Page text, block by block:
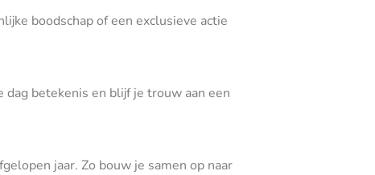
boodschap of een exclusieve actie
betekenis en blijf je trouw aan een
jaar. Zo bouw je samen op naar